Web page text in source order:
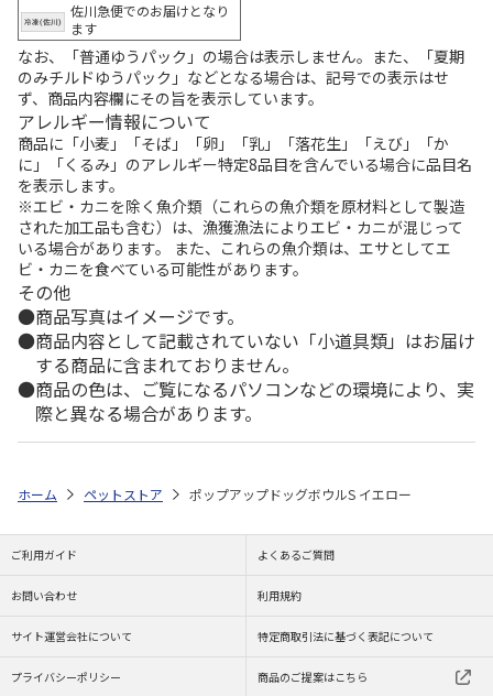
佐川急便でのお届けとなり
ます
なお、「普通ゆうパック」の場合は表示しません。また、「夏期
のみチルドゆうパック」などとなる場合は、記号での表示はせ
ず、商品内容欄にその旨を表示しています。
アレルギー情報について
商品に「小麦」「そば」「卵」「乳」「落花生」「えび」「か
に」「くるみ」のアレルギー特定8品目を含んでいる場合に品目名
を表示します。
※エビ・カニを除く魚介類（これらの魚介類を原材料として製造
された加工品も含む）は、漁獲漁法によりエビ・カニが混じって
いる場合があります。 また、これらの魚介類は、エサとしてエ
ビ・カニを食べている可能性があります。
その他
商品写真はイメージです。
商品内容として記載されていない「小道具類」はお届け
する商品に含まれておりません。
商品の色は、ご覧になるパソコンなどの環境により、実
際と異なる場合があります。
ホーム ペットストア ポップアップドッグボウルS イエロー
ご利用ガイド よくあるご質問
お問い合わせ 利用規約
サイト運営会社について 特定商取引法に基づく表記について
プライバシーポリシー 商品のご提案はこちら